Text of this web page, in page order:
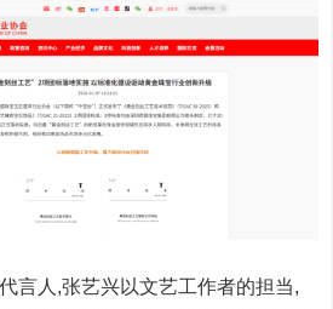
言人,张艺兴以文艺工作者的担当,